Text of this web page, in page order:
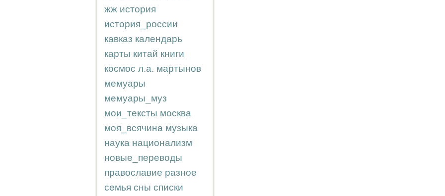
жж история
история_россии
кавказ календарь
карты китай книги
космос л.а. мартынов
мемуары
мемуары_муз
мои_тексты москва
моя_всячина музыка
наука национализм
новые_переводы
православие разное
семья сны списки